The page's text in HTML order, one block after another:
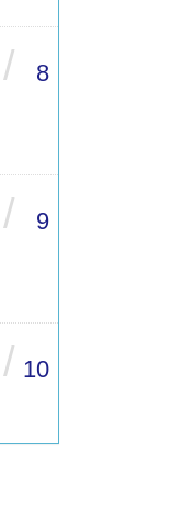
/ 8
/ 9
/ 10